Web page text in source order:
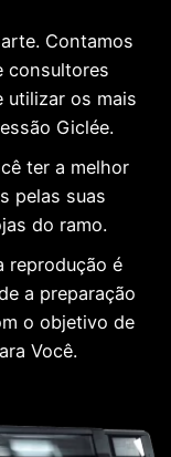
Contamos
consultores
utilizar os mais
Giclée.
ter a melhor
pelas suas
do ramo.
reprodução é
a preparação
o objetivo de
Você.